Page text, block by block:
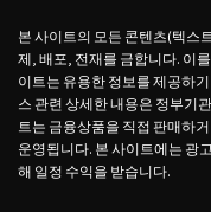
본 사이트의 모든 콘텐츠(텍스
제, 배포, 전재를 금합니다. 이
이트는 유용한 정보를 제공하
스 관련 상세한 내용은 정부기
트는 금융상품을 직접 판매하
운영됩니다. 본 사이트에는 광
해 일정 수익을 받습니다.